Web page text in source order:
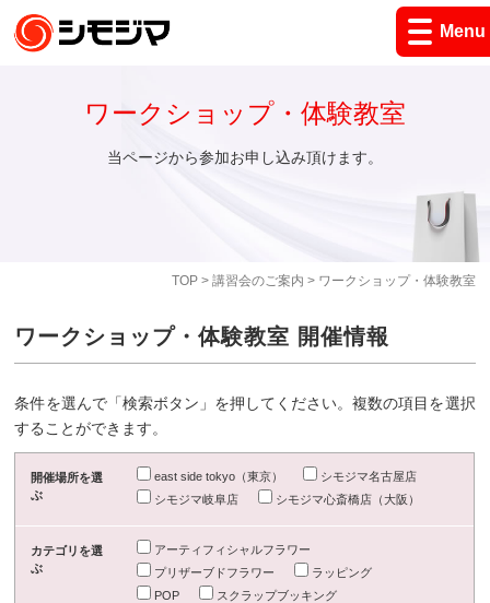
Menu
TOP> 講習会のご案内 > ワークショップ・体験教室
ワークショップ・体験教室
当ページから参加お申し込み頂けます。
ワークショップ・体験教室 開催情報
条件を選んで「検索ボタン」を押してください。複数の項目を選択
することができます。
開催場所を選
ぶ
east side tokyo（東京）
シモジマ名古屋店
シモジマ岐阜店
シモジマ心斎橋店（大阪）
カテゴリを選
ぶ
アーティフィシャルフラワー
プリザーブドフラワー
ラッピング
POP
スクラップブッキング